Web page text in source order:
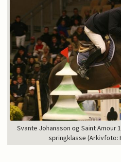
Svante Johansson og Saint Amour
springklasse (Arkivfoto: